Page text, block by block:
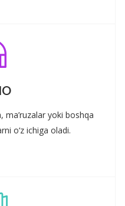
ma’ruzalar yoki boshqa
o‘z ichiga oladi.